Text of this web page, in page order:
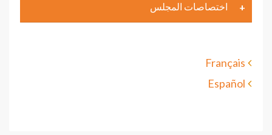
اختصاصات المجلس
Français
Español